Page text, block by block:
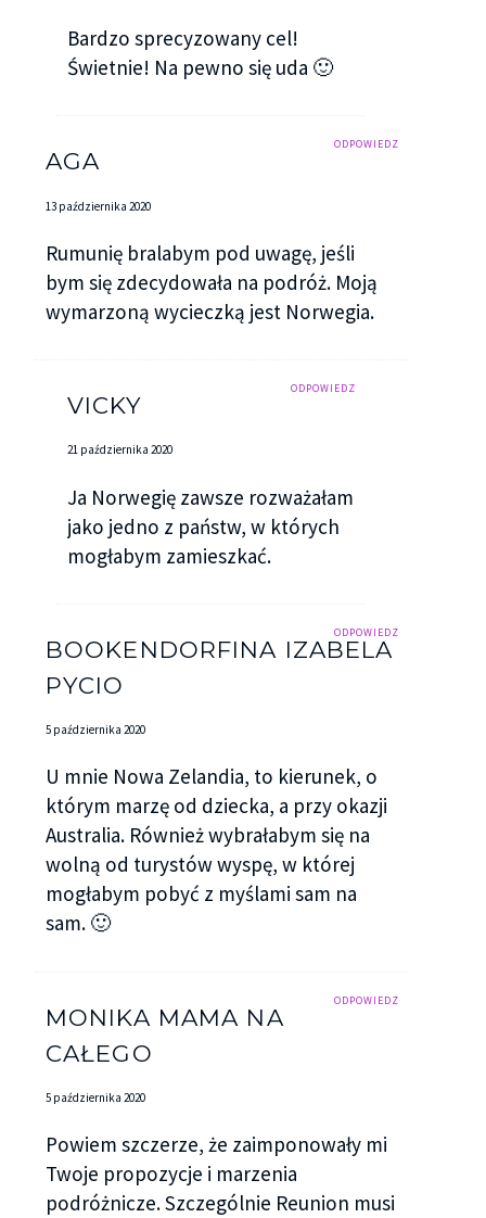
Bardzo sprecyzowany cel!
Świetnie! Na pewno się uda 🙂
ODPOWIEDZ
AGA
13 października 2020
Rumunię bralabym pod uwagę, jeśli
bym się zdecydowała na podróż. Moją
wymarzoną wycieczką jest Norwegia.
ODPOWIEDZ
VICKY
21 października 2020
Ja Norwegię zawsze rozważałam
jako jedno z państw, w których
mogłabym zamieszkać.
ODPOWIEDZ
BOOKENDORFINA IZABELA
PYCIO
5 października 2020
U mnie Nowa Zelandia, to kierunek, o
którym marzę od dziecka, a przy okazji
Australia. Również wybrałabym się na
wolną od turystów wyspę, w której
mogłabym pobyć z myślami sam na
sam. 🙂
ODPOWIEDZ
MONIKA MAMA NA
CAŁEGO
5 października 2020
Powiem szczerze, że zaimponowały mi
Twoje propozycje i marzenia
podróżnicze. Szczególnie Reunion musi